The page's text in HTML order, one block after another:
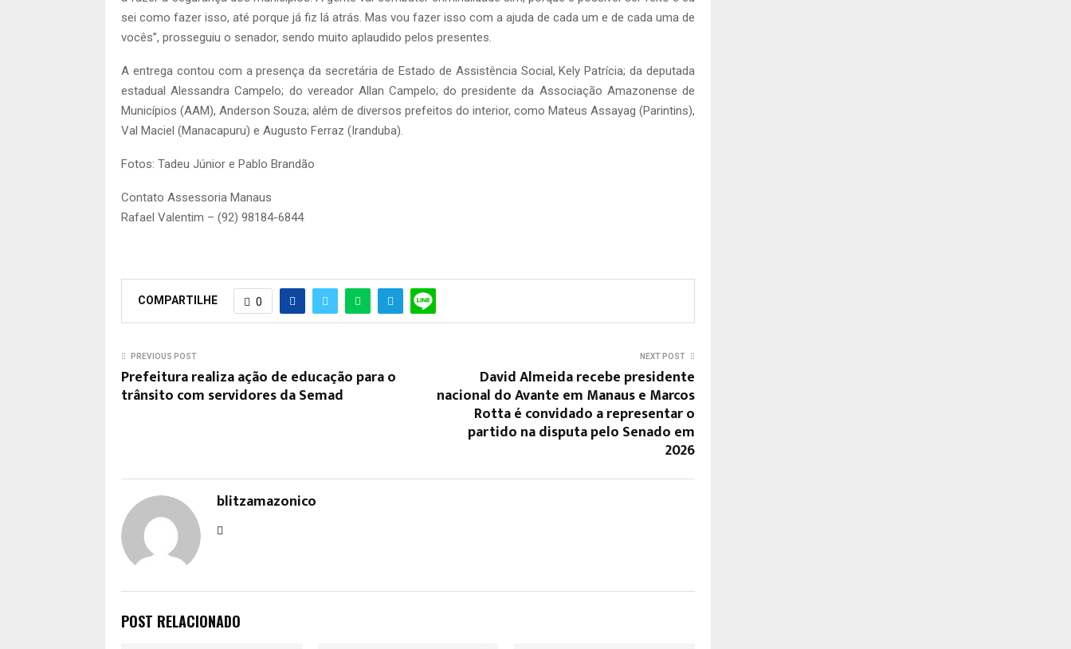
sei como fazer isso, até porque já fiz lá atrás. Mas vou fazer isso com a ajuda de cada um e de cada uma de
vocês”, prosseguiu o senador, sendo muito aplaudido pelos presentes.
A entrega contou com a presença da secretária de Estado de Assistência Social, Kely Patrícia; da deputada
estadual Alessandra Campelo; do vereador Allan Campelo; do presidente da Associação Amazonense de
Municípios (AAM), Anderson Souza; além de diversos prefeitos do interior, como Mateus Assayag (Parintins),
Val Maciel (Manacapuru) e Augusto Ferraz (Iranduba).
Fotos: Tadeu Júnior e Pablo Brandão
Contato Assessoria Manaus
Rafael Valentim – (92) 98184-6844
COMPARTILHE 0
PREVIOUS POST
Prefeitura realiza ação de educação para o
trânsito com servidores da Semad
NEXT POST
David Almeida recebe presidente
nacional do Avante em Manaus e Marcos
Rotta é convidado a representar o
partido na disputa pelo Senado em
2026
blitzamazonico
POST RELACIONADO